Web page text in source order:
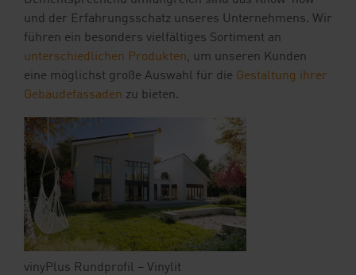
und der Erfahrungsschatz unseres Unternehmens. Wir
führen ein besonders vielfältiges Sortiment an
unterschiedlichen Produkten, um unseren Kunden
eine möglichst große Auswahl für die Gestaltung ihrer
Gebäudefassaden zu bieten.
vinyPlus Rundprofil – Vinylit